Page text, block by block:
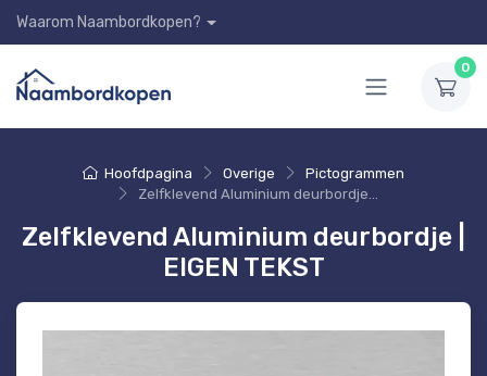
Waarom Naambordkopen?
0
Hoofdpagina Overige
Pictogrammen
Zelfklevend Aluminium deurbordje | EIGEN TEKST
Zelfklevend Aluminium deurbordje |
EIGEN TEKST